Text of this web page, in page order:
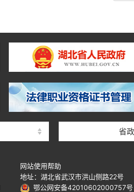
省
网站使用帮助
地址：湖北省武汉市洪山侧路22号
鄂公网安备42010602000757号